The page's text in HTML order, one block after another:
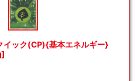
イック(CP){基本エネルギー}